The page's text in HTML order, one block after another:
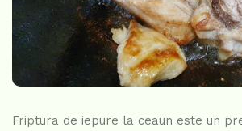
Friptura de iepure la ceaun este un